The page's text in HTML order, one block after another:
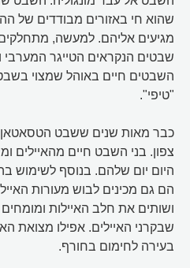
שהוא חי באזורים מבודדים של
מגיעים אליהם. למעשה,
שבטים הנקראים הטייגר המערבי
השבטים חיים באוהל שמצוי
"טיפי".
כבר מאות שנים ששבט הטסאטאן
צפון. בני השבט חיים מהאיילים
היום יום שלהם. בנוסף לשימוש
הם גם מכינים לבוש מעורות
ושותים את חלב האיילות
שבקרני האיילים. אפילו מצואת
בעירה לחימום בחורף.